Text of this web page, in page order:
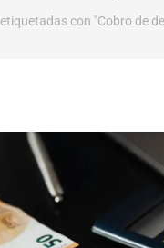
con "Cobro de